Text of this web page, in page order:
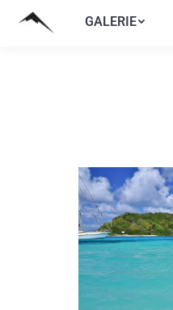
GALERIE
GALERIE